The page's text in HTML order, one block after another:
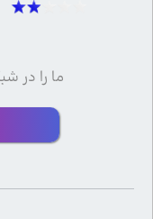
ما را در